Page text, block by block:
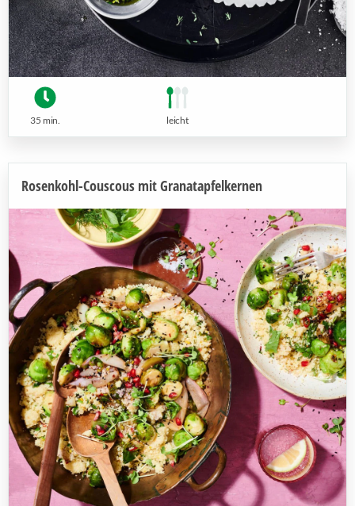
35 min. leicht
Rosenkohl-Couscous mit Granatapfelkernen